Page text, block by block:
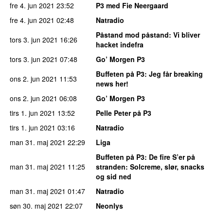
fre 4. jun 2021 23:52
P3 med Fie Neergaard
fre 4. jun 2021 02:48
Natradio
tors 3. jun 2021 16:26 Påstand mod påstand: Vi bliver
hacket indefra
tors 3. jun 2021 07:48
Go’ Morgen P3
ons 2. jun 2021 11:53 Buffeten på P3: Jeg får breaking
news her!
ons 2. jun 2021 06:08
Go’ Morgen P3
tirs 1. jun 2021 13:52
Pelle Peter på P3
tirs 1. jun 2021 03:16
Natradio
man 31. maj 2021 22:29 Liga
man 31. maj 2021 11:25
Buffeten på P3: De fire S’er på
stranden: Solcreme, slør, snacks
og sid ned
man 31. maj 2021 01:47
Natradio
søn 30. maj 2021 22:07
Neonlys